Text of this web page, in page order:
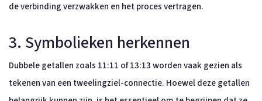
de verbinding verzwakken en het proces vertragen.
3. Symbolieken herkennen
Dubbele getallen zoals 11:11 of 13:13 worden vaak gezien als
tekenen van een tweelingziel-connectie. Hoewel deze getallen